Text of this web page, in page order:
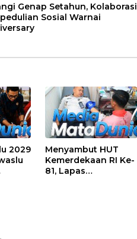
Genap Setahun, Kolaborasi
Sosial Warnai
2029
Menyambut HUT
Kemerdekaan RI Ke-
81, Lapas